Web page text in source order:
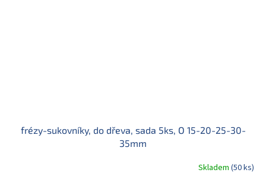
frézy-sukovníky, do dřeva, sada 5ks, O 15-20-25-30-
35mm
Skladem (50 ks)